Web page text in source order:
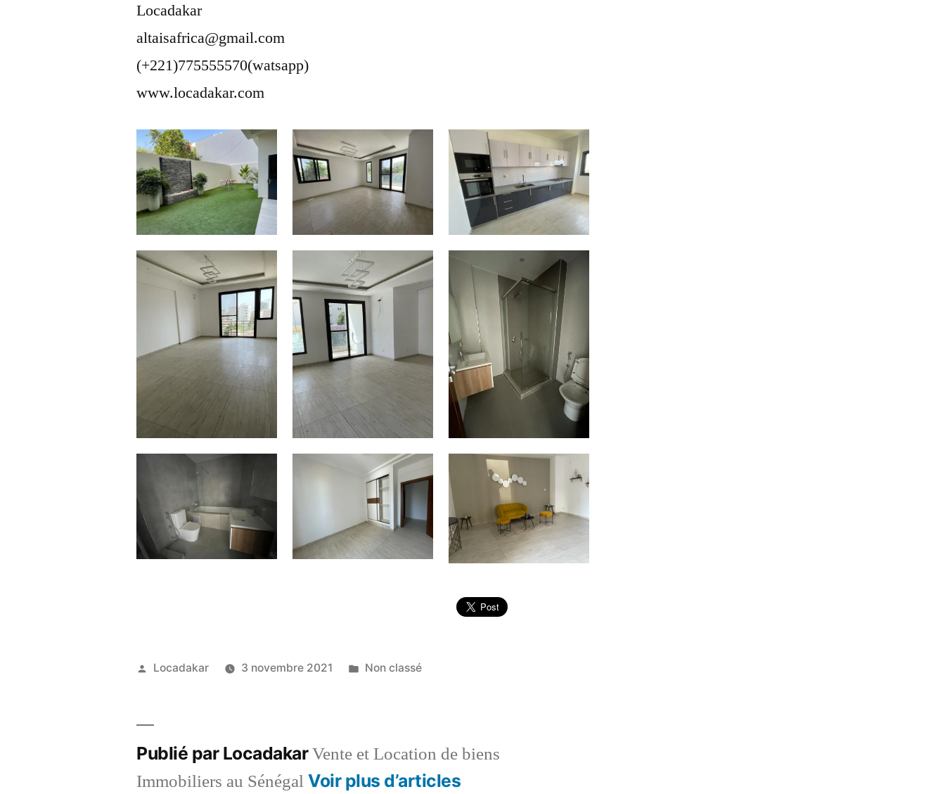
Locadakar
altaisafrica@gmail.com
(+221)775555570(watsapp)
www.locadakar.com
Publié
Locadakar 3 novembre 2021
Publié
Non classé
Publié par LocadakarVente et Location de biens
Immobiliers au SénégalVoir plus d’articles